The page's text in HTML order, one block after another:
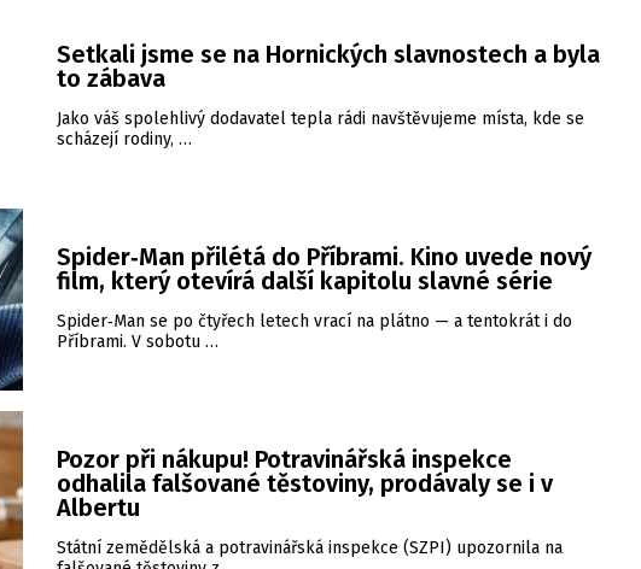
Setkali jsme se na Hornických slavnostech a byla
to zábava
Jako váš spolehlivý dodavatel tepla rádi navštěvujeme místa, kde se
scházejí rodiny, …
Spider‑Man přilétá do Příbrami. Kino uvede nový
film, který otevírá další kapitolu slavné série
Spider‑Man se po čtyřech letech vrací na plátno — a tentokrát i do
Příbrami. V sobotu …
Pozor při nákupu! Potravinářská inspekce
odhalila falšované těstoviny, prodávaly se i v
Albertu
Státní zemědělská a potravinářská inspekce (SZPI) upozornila na